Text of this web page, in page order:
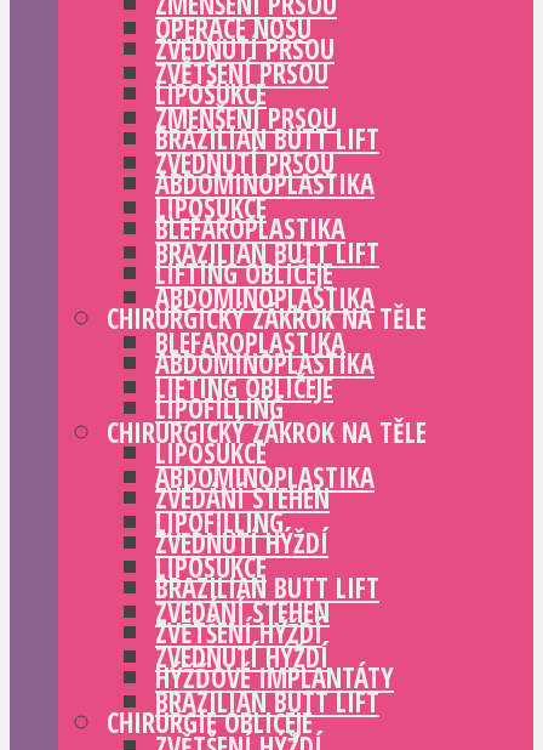
ZVEDNUTÍ PRSOU
LIPOSUKCE
BRAZILIAN BUTT LIFT
ABDOMINOPLASTIKA
BLEFAROPLASTIKA
LIFTING OBLIČEJE
CHIRURGICKÝ ZÁKROK NA TĚLE
ABDOMINOPLASTIKA
LIPOFILLING
LIPOSUKCE
ZVEDÁNÍ STEHEN
ZVEDNUTÍ HÝŽDÍ
BRAZILIAN BUTT LIFT
ZVĚTŠENÍ HÝŽDÍ
HÝŽĎOVÉ IMPLANTÁTY
CHIRURGIE OBLIČEJE
OPERACE NOSU
ZVĚTŠENÍ PRSOU
ZMENŠENÍ PRSOU
ZVEDNUTÍ PRSOU
LIPOSUKCE
BRAZILIAN BUTT LIFT
ABDOMINOPLASTIKA
BLEFAROPLASTIKA
LIFTING OBLIČEJE
CHIRURGICKÝ ZÁKROK NA TĚLE
ABDOMINOPLASTIKA
LIPOFILLING
LIPOSUKCE
ZVEDÁNÍ STEHEN
ZVEDNUTÍ HÝŽDÍ
BRAZILIAN BUTT LIFT